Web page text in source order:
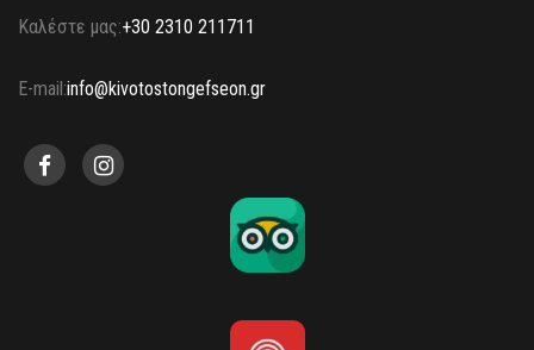
Καλέστε μας:+30 2310 211711
E-mail:info@kivotostongefseon.gr